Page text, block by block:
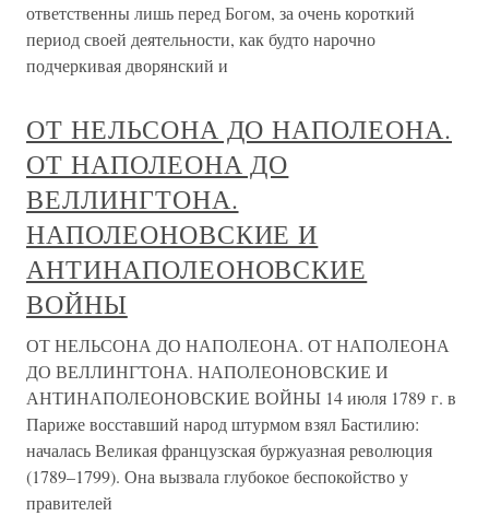
ответственны лишь перед Богом, за очень короткий
период своей деятельности, как будто нарочно
подчеркивая дворянский и
ОТ НЕЛЬСОНА ДО НАПОЛЕОНА.
ОТ НАПОЛЕОНА ДО
ВЕЛЛИНГТОНА.
НАПОЛЕОНОВСКИЕ И
АНТИНАПОЛЕОНОВСКИЕ
ВОЙНЫ
ОТ НЕЛЬСОНА ДО НАПОЛЕОНА. ОТ НАПОЛЕОНА
ДО ВЕЛЛИНГТОНА. НАПОЛЕОНОВСКИЕ И
АНТИНАПОЛЕОНОВСКИЕ ВОЙНЫ 14 июля 1789 г. в
Париже восставший народ штурмом взял Бастилию:
началась Великая французская буржуазная революция
(1789–1799). Она вызвала глубокое беспокойство у
правителей